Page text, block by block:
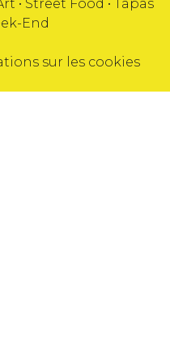
• Street Food •
Tapas
End
sur les cookies